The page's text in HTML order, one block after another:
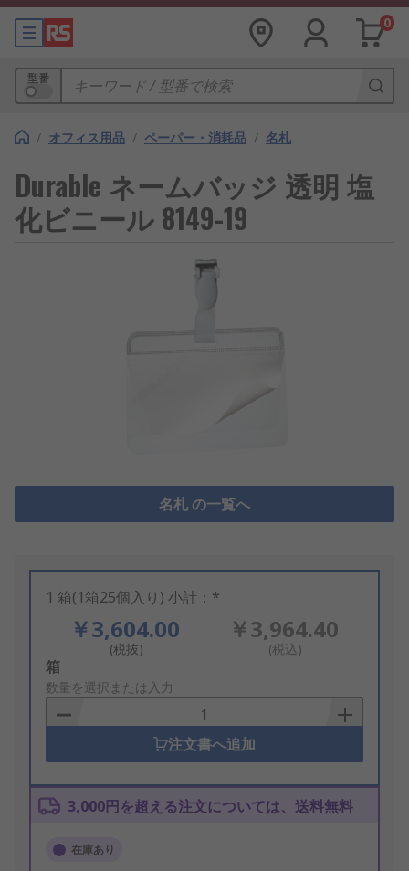
0
型番
/ オフィス用品 / ペーパー・消耗品 / 名札
Durable ネームバッジ 透明 塩
化ビニール 8149-19
名札 の一覧へ
1 箱(1箱25個入り) 小計：*
￥3,604.00
(税抜)
￥3,964.40
(税込)
Add
to
Basket
箱
数量を選択または入力
注文書へ追加
3,000円を超える注文については、送料無料
在庫あり